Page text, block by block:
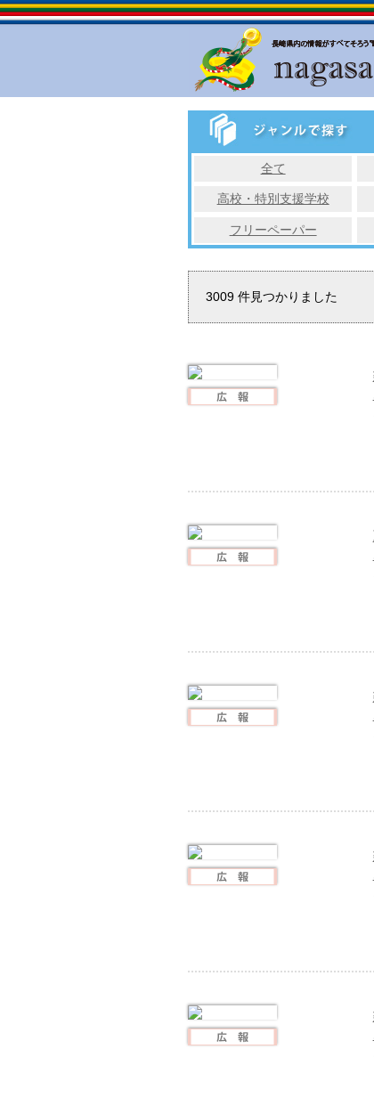
全て
高校・特別支援学校
フリーペーパー
3009件見つかりました